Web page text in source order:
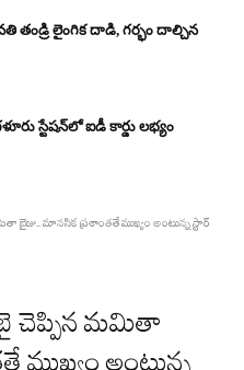
తండ్రి లైంగిక దాడి, గర్భం దాల్చిన
స్టేషన్‌లో ఐడీ కార్డు లభ్యం